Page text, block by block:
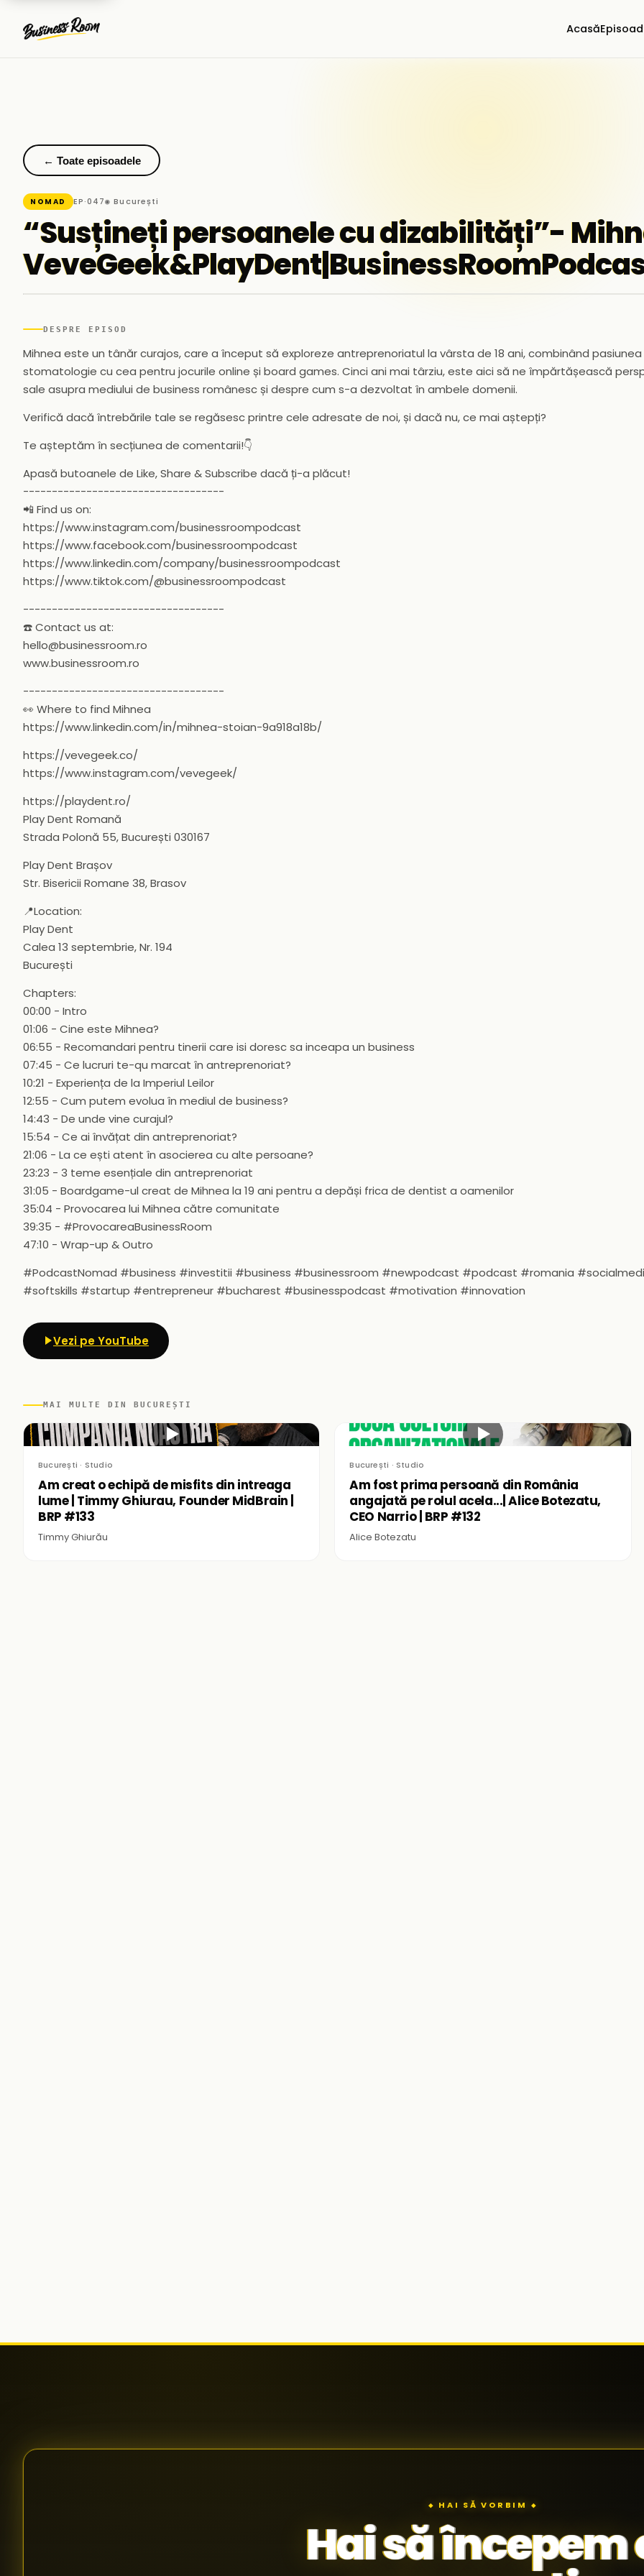
Acasă
← Toate episoadele
NOMAD EP·047◉ București
“Susțineți persoanele cu dizabilități”-
DESPRE EPISOD
Mihnea este un tânăr curajos, care a început să exploreze antreprenoriatul la vârsta de 18 ani, combinând
stomatologie cu cea pentru jocurile online și board games. Cinci ani mai târziu, este aici să ne împărtășească
sale asupra mediului de business românesc și despre cum s-a dezvoltat în ambele domenii.
Verifică dacă întrebările tale se regăsesc printre cele adresate de noi, și dacă nu, ce mai aștepți?
Te așteptăm în secțiunea de comentarii!👇
Apasă butoanele de Like, Share & Subscribe dacă ți-a plăcut!
-----------------------------------
📲 Find us on:
https://www.instagram.com/businessroompodcast
https://www.facebook.com/businessroompodcast
https://www.linkedin.com/company/businessroompodcast
https://www.tiktok.com/@businessroompodcast
-----------------------------------
☎️ Contact us at:
hello@businessroom.ro
www.businessroom.ro
-----------------------------------
👀 Where to find Mihnea
https://www.linkedin.com/in/mihnea-stoian-9a918a18b/
https://vevegeek.co/
https://www.instagram.com/vevegeek/
https://playdent.ro/
Play Dent Romană
Strada Polonă 55, București 030167
Play Dent Brașov
Str. Bisericii Romane 38, Brasov
📍Location:
Play Dent
Calea 13 septembrie, Nr. 194
București
Chapters:
00:00 - Intro
01:06 - Cine este Mihnea?
06:55 - Recomandari pentru tinerii care isi doresc sa inceapa un business
07:45 - Ce lucruri te-qu marcat în antreprenoriat?
10:21 - Experiența de la Imperiul Leilor
12:55 - Cum putem evolua în mediul de business?
14:43 - De unde vine curajul?
15:54 - Ce ai învățat din antreprenoriat?
21:06 - La ce ești atent în asocierea cu alte persoane?
23:23 - 3 teme esențiale din antreprenoriat
31:05 - Boardgame-ul creat de Mihnea la 19 ani pentru a depăși frica de dentist a oamenilor
35:04 - Provocarea lui Mihnea către comunitate
39:35 - #ProvocareaBusinessRoom
47:10 - Wrap-up & Outro
#PodcastNomad #business #investitii #business #businessroom #newpodcast #podcast #romania
#softskills #startup #entrepreneur #bucharest #businesspodcast #motivation #innovation
Vezi pe YouTube
MAI MULTE DIN BUCUREȘTI
▶
București · Studio
Am creat o echipă de misfits din intreaga
lume | Timmy Ghiurau, Founder MidBrain |
BRP #133
Timmy Ghiurău
▶
București · Studio
Am fost prima persoană din România
angajată pe rolul acela...| Alice Botezatu,
CEO Narrio | BRP #132
Alice Botezatu
◆ HAI SĂ VORBIM ◆
Hai să începem